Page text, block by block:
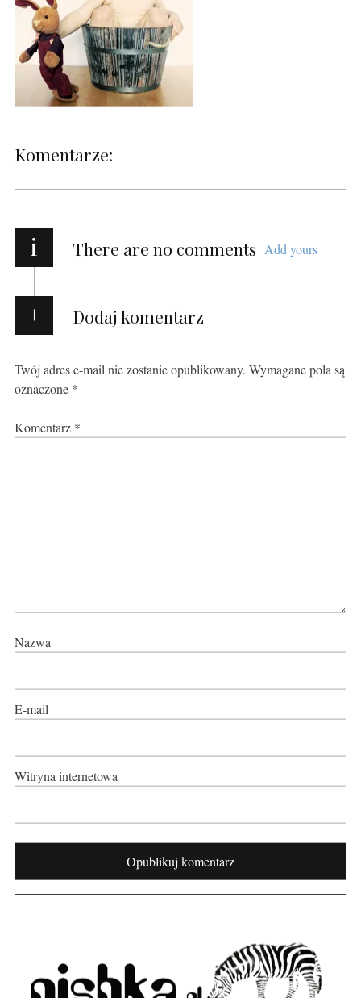
Komentarze:
i There are no comments Add yours
Dodaj komentarz
Twój adres e-mail nie zostanie opublikowany. Wymagane pola są
oznaczone *
Komentarz *
Nazwa
E-mail
Witryna internetowa